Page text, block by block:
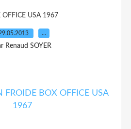
OFFICE USA 1967
…
Renaud SOYER